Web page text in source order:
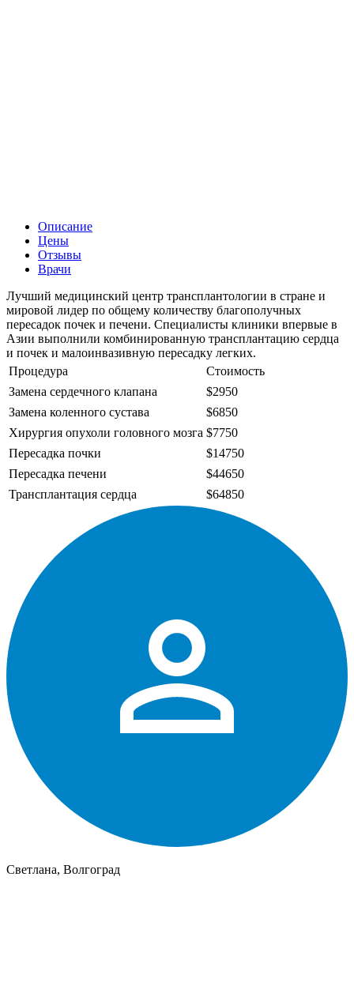
Описание
Цены
Отзывы
Врачи
Лучший медицинский центр трансплантологии в стране и
мировой лидер по общему количеству благополучных
пересадок почек и печени. Специалисты клиники впервые в
Азии выполнили комбинированную трансплантацию сердца
и почек и малоинвазивную пересадку легких.
Процедура
Стоимость
Замена сердечного клапана
$2950
Замена коленного сустава
$6850
Хирургия опухоли головного мозга $7750
Пересадка почки
$14750
Пересадка печени
$44650
Трансплантация сердца
$64850
Светлана, Волгоград